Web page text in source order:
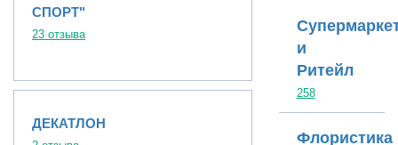
СПОРТ"
23 отзыва
ДЕКАТЛОН
и
Ритейл
258
Флористика